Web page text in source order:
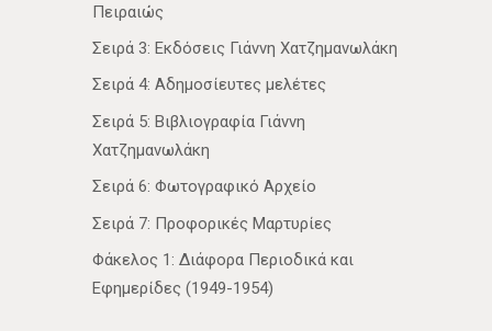
Πειραιώς
Σειρά 3: Εκδόσεις Γιάννη Χατζημανωλάκη
Σειρά 4: Αδημοσίευτες μελέτες
Σειρά 5: Βιβλιογραφία Γιάννη
Χατζημανωλάκη
Σειρά 6: Φωτογραφικό Αρχείο
Σειρά 7: Προφορικές Μαρτυρίες
Φάκελος 1: Διάφορα Περιοδικά και
Εφημερίδες (1949-1954)